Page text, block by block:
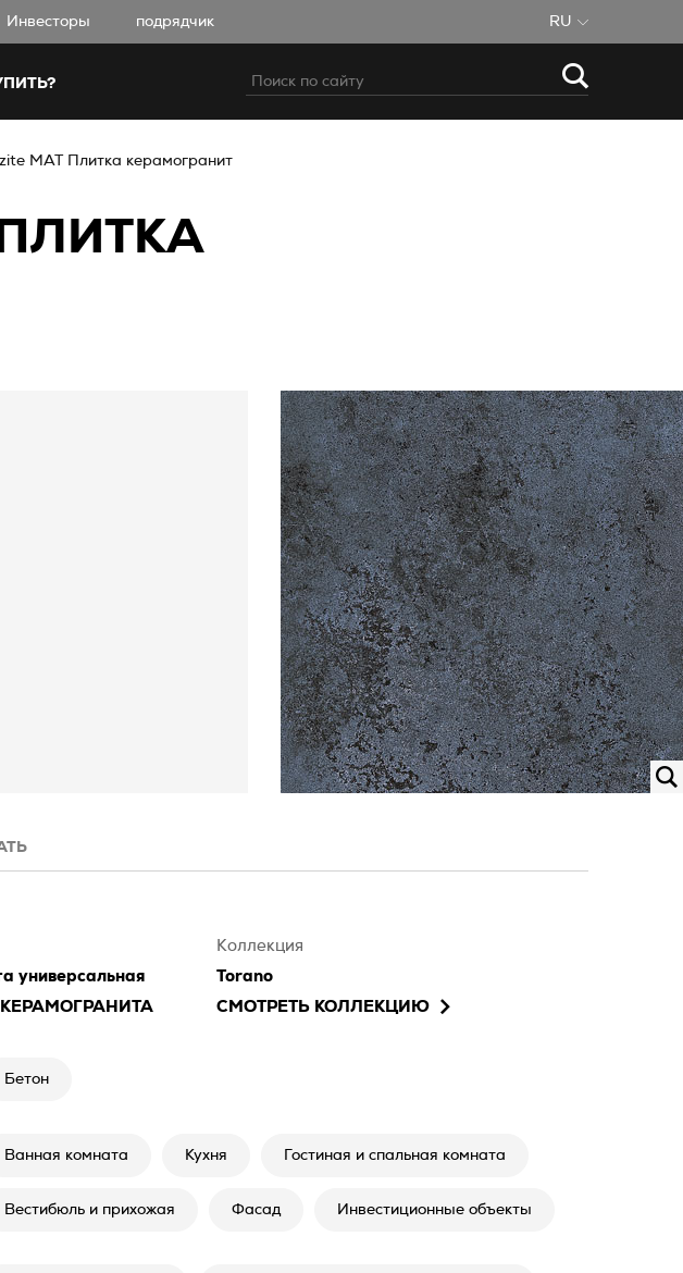
Инвесторы подрядчик RU
MAT Плитка керамогранит
ПЛИТКА
универсальная
Коллекция
Torano
СМОТРЕТЬ КОЛЛЕКЦИЮ
Бетон
Ванная комната Кухня Гостиная и спальная комната
Вестибюль и прихожая Фасад Инвестиционные объекты